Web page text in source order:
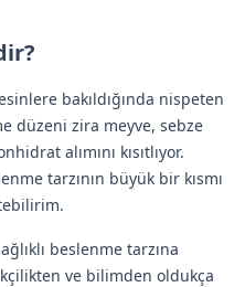
bakıldığında nispeten
düzeni zira meyve, sebze
alımını kısıtlıyor.
tarzının büyük bir kısmı
beslenme tarzına
ve bilimden oldukça